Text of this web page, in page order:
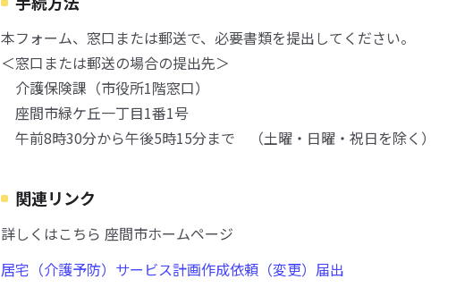
本フォーム、窓口または郵送で、必要書類を提出してください。
＜窓口または郵送の場合の提出先＞
介護保険課（市役所1階窓口）
座間市緑ケ丘一丁目1番1号
午前8時30分から午後5時15分まで （土曜・日曜・祝日を除く）
関連リンク
詳しくはこちら 座間市ホームページ
居宅（介護予防）サービス計画作成依頼（変更）届出